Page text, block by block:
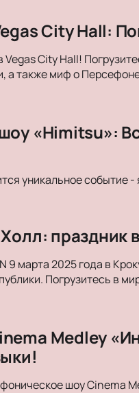
City Hall:
City Hall!
а также миф о
«Himitsu»:
уникальное событие
праздник
9 марта 2025 года в
Погрузитесь в
Medley
шоу Cinema